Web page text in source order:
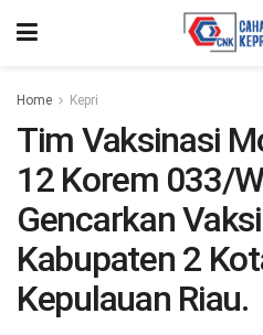
Home Kepri
Tim Vaksinasi
12 Korem 033/
Gencarkan
Kabupaten 2
Kepulauan Riau.